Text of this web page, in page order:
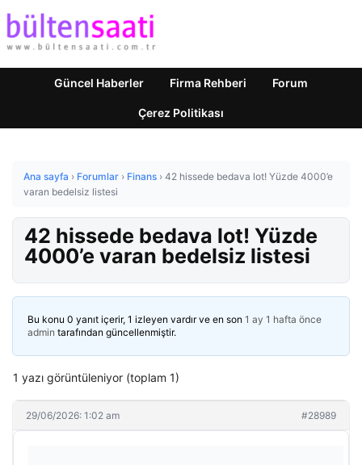
Güncel Haberler Firma Rehberi Forum
Çerez Politikası
Ana sayfa › Forumlar › Finans › 42 hissede bedava lot! Yüzde 4000’e
varan bedelsiz listesi
42 hissede bedava lot! Yüzde
4000’e varan bedelsiz listesi
Bu konu 0 yanıt içerir, 1 izleyen vardır ve en son 1 ay 1 hafta önce
admin tarafından güncellenmiştir.
1 yazı görüntüleniyor (toplam 1)
29/06/2026: 1:02 am #28989